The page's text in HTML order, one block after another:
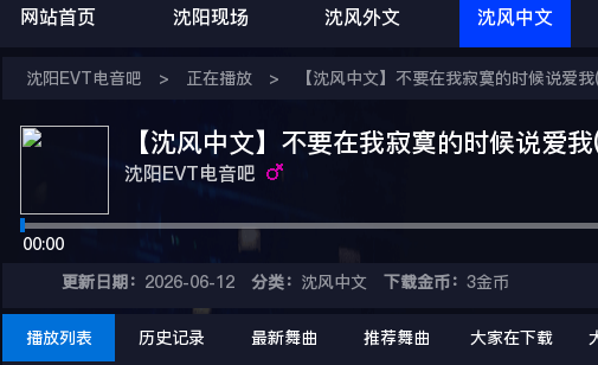
网站首页 沈阳现场 沈风外文 沈风中文
沈阳EVT电音吧 > 正在播放 > 【沈风中文】不要在我寂寞的时候说爱
【沈风中文】不要在我寂寞的时候说爱
沈阳EVT电音吧
00:00
更新日期： 2026-06-12 分类： 沈风中文 下载金币：3金币
播放列表 历史记录 最新舞曲 推荐舞曲 大家在下载